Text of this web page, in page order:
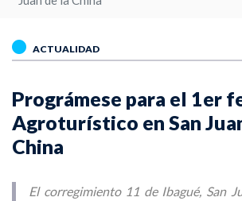
ACTUALIDAD
Prográmese para el 1er
Agroturístico en San
China
El corregimiento 11 de Ibagué, San